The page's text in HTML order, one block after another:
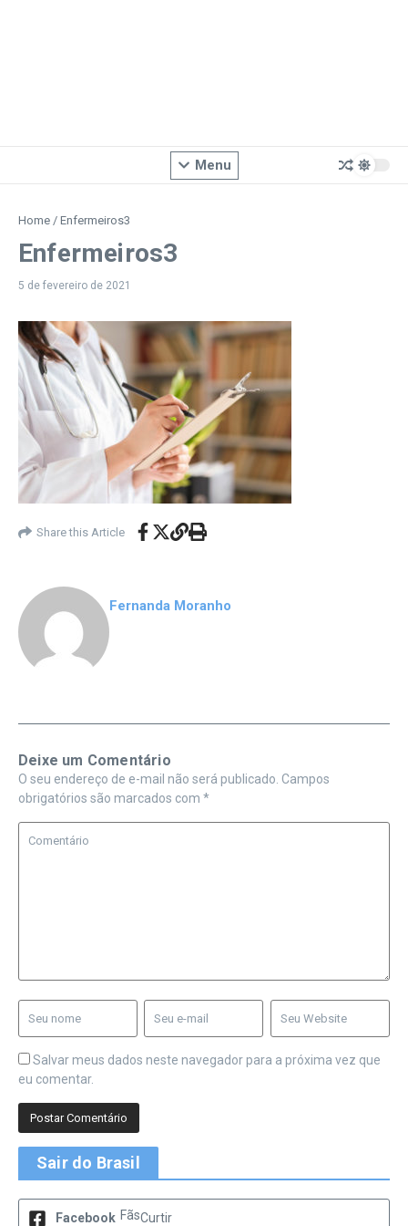
Menu
Home / Enfermeiros3
Enfermeiros3
5 de fevereiro de 2021
Share this Article
Fernanda Moranho
Deixe um Comentário
O seu endereço de e-mail não será publicado. Campos
obrigatórios são marcados com *
Salvar meus dados neste navegador para a próxima vez que
eu comentar.
Sair do Brasil
Facebook FãsCurtir